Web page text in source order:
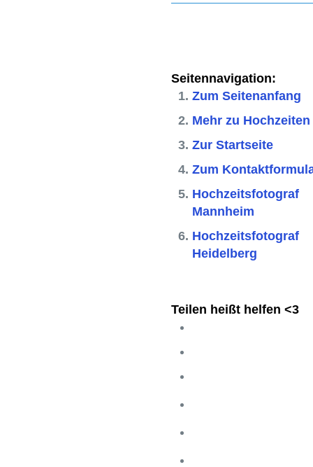
Seitennavigation:
Zum Seitenanfang
Mehr zu Hochzeiten
Zur Startseite
Zum
Hochzeitsfotograf
Mannheim
Hochzeitsfotograf
Heidelberg
Teilen heißt helfen <3